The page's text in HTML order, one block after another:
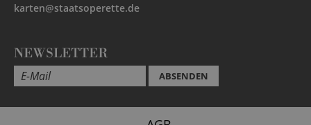
karten@staatsoperette.de
NEWSLETTER
ABSENDEN